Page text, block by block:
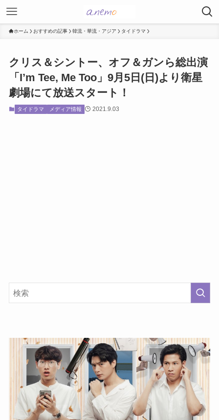
ホーム おすすめの記事 韓流・華流・アジア タイドラマ
クリス＆シントー、オフ＆ガンら総出演
「I’m Tee, Me Too」9月5日(日)より衛星
劇場にて放送スタート！
タイドラマ メディア情報 2021.9.03